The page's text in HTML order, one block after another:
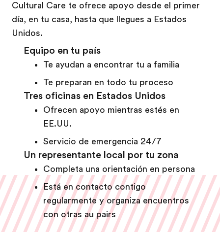
Cultural Care te ofrece apoyo desde el primer
día, en tu casa, hasta que llegues a Estados
Unidos.
Equipo en tu país
Te ayudan a encontrar tu a familia
Te preparan en todo tu proceso
Tres oficinas en Estados Unidos
Ofrecen apoyo mientras estés en
EE.UU.
Servicio de emergencia 24/7
Un representante local por tu zona
Completa una orientación en persona
Está en contacto contigo
regularmente y organiza encuentros
con otras au pairs